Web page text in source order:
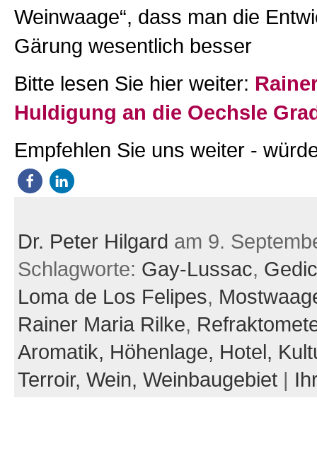
Weinwaage“, dass man die
Gärung wesentlich besser
Bitte lesen Sie hier weiter:
Huldigung an die Oechsle
Empfehlen Sie uns weiter -
Dr. Peter Hilgard am 9.
Schlagworte: Gay-Lussac,
Loma de Los Felipes,
Rainer Maria Rilke,
Aromatik, Höhenlage, Hotel,
Terroir, Wein, Weinbaugebiet|